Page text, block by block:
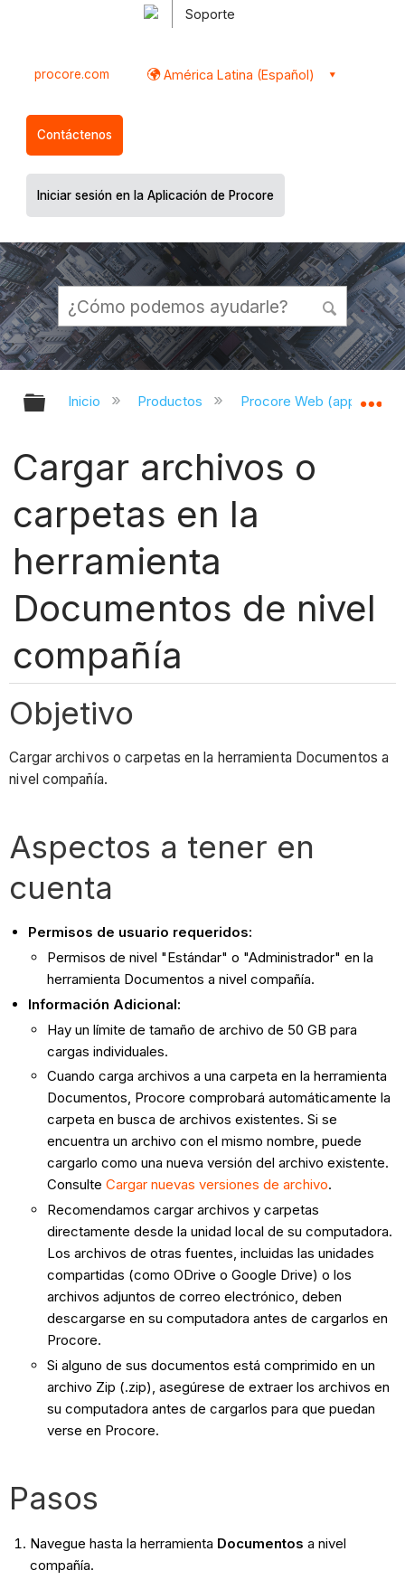
Soporte
procore.com América Latina (Español)
Contáctenos
Iniciar sesión en la Aplicación de Procore
Expandir/contraer jerarquía global
Inicio Productos Procore Web
Cargar archivos o
carpetas en la
herramienta
Documentos de nivel
compañía
Objetivo
Cargar archivos o carpetas en la herramienta Documentos a
nivel compañía.
Aspectos a tener en
cuenta
Permisos de usuario requeridos:
Permisos de nivel "Estándar" o "Administrador" en la
herramienta Documentos a nivel compañía.
Información Adicional:
Hay un límite de tamaño de archivo de 50 GB para
cargas individuales.
Cuando carga archivos a una carpeta en la herramienta
Documentos, Procore comprobará automáticamente la
carpeta en busca de archivos existentes. Si se
encuentra un archivo con el mismo nombre, puede
cargarlo como una nueva versión del archivo existente.
ConsulteCargar nuevas versiones de archivo.
Recomendamos cargar archivos y carpetas
directamente desde la unidad local de su computadora.
Los archivos de otras fuentes, incluidas las unidades
compartidas (como ODrive o Google Drive) o los
archivos adjuntos de correo electrónico, deben
descargarse en su computadora antes de cargarlos en
Procore.
Si alguno de sus documentos está comprimido en un
archivo Zip (.zip), asegúrese de extraer los archivos en
su computadora antes de cargarlos para que puedan
verse en Procore.
Pasos
Navegue hasta la herramienta Documentos a nivel
compañía.